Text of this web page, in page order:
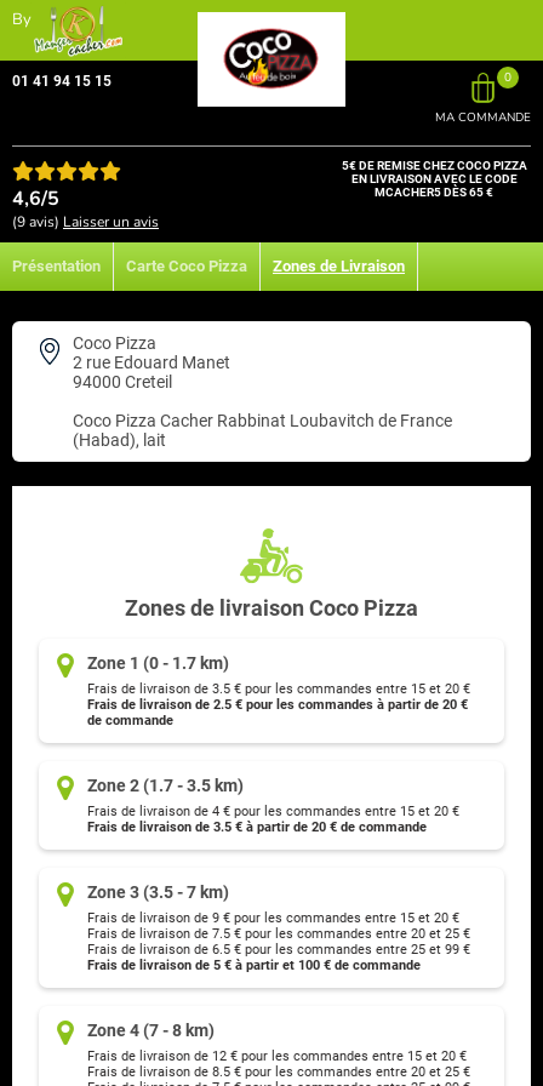
By
01 41 94 15 15
MA COMMANDE
0
4,6/5
(9 avis) Laisser un avis
5€ DE REMISE CHEZ COCO PIZZA
EN LIVRAISON AVEC LE CODE
MCACHER5 DÈS 65 €
Présentation Carte Coco Pizza Zones de Livraison
Coco Pizza
2 rue Edouard Manet
94000 Creteil
Coco Pizza Cacher Rabbinat Loubavitch de France
(Habad), lait
Zones de livraison Coco Pizza
Zone 1 (0 - 1.7 km)
Frais de livraison de 3.5 € pour les commandes entre 15 et 20 €
Frais de livraison de 2.5 € pour les commandes à partir de 20 €
de commande
Zone 2 (1.7 - 3.5 km)
Frais de livraison de 4 € pour les commandes entre 15 et 20 €
Frais de livraison de 3.5 € à partir de 20 € de commande
Zone 3 (3.5 - 7 km)
Frais de livraison de 9 € pour les commandes entre 15 et 20 €
Frais de livraison de 7.5 € pour les commandes entre 20 et 25 €
Frais de livraison de 6.5 € pour les commandes entre 25 et 99 €
Frais de livraison de 5 € à partir et 100 € de commande
Zone 4 (7 - 8 km)
Frais de livraison de 12 € pour les commandes entre 15 et 20 €
Frais de livraison de 8.5 € pour les commandes entre 20 et 25 €